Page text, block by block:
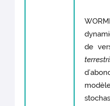
de